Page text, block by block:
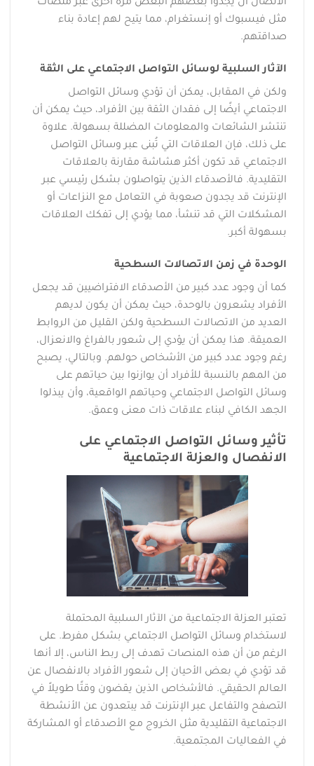
الاتصال أن يجدوا بعضهم البعض مرة أخرى عبر منصات
مثل فيسبوك أو إنستغرام، مما يتيح لهم إعادة بناء
صداقتهم.
الآثار السلبية لوسائل التواصل الاجتماعي على الثقة
ولكن في المقابل، يمكن أن تؤدي وسائل التواصل
الاجتماعي أيضًا إلى فقدان الثقة بين الأفراد، حيث يمكن أن
تنتشر الشائعات والمعلومات المضللة بسهولة. علاوة
على ذلك، فإن العلاقات التي تُبنى عبر وسائل التواصل
الاجتماعي قد تكون أكثر هشاشة مقارنة بالعلاقات
التقليدية. فالأصدقاء الذين يتواصلون بشكل رئيسي عبر
الإنترنت قد يجدون صعوبة في التعامل مع النزاعات أو
المشكلات التي قد تنشأ، مما يؤدي إلى تفكك العلاقات
بسهولة أكبر.
الوحدة في زمن الاتصالات السطحية
كما أن وجود عدد كبير من الأصدقاء الافتراضيين قد يجعل
الأفراد يشعرون بالوحدة، حيث يمكن أن يكون لديهم
العديد من الاتصالات السطحية ولكن القليل من الروابط
العميقة. هذا يمكن أن يؤدي إلى شعور بالفراغ والانعزال،
رغم وجود عدد كبير من الأشخاص حولهم. وبالتالي، يصبح
من المهم بالنسبة للأفراد أن يوازنوا بين حياتهم على
وسائل التواصل الاجتماعي وحياتهم الواقعية، وأن يبذلوا
الجهد الكافي لبناء علاقات ذات معنى وعمق.
تأثير وسائل التواصل الاجتماعي على
الانفصال والعزلة الاجتماعية
تعتبر العزلة الاجتماعية من الآثار السلبية المحتملة
لاستخدام وسائل التواصل الاجتماعي بشكل مفرط. على
الرغم من أن هذه المنصات تهدف إلى ربط الناس، إلا أنها
قد تؤدي في بعض الأحيان إلى شعور الأفراد بالانفصال عن
العالم الحقيقي. فالأشخاص الذين يقضون وقتًا طويلاً في
التصفح والتفاعل عبر الإنترنت قد يبتعدون عن الأنشطة
الاجتماعية التقليدية مثل الخروج مع الأصدقاء أو المشاركة
في الفعاليات المجتمعية.